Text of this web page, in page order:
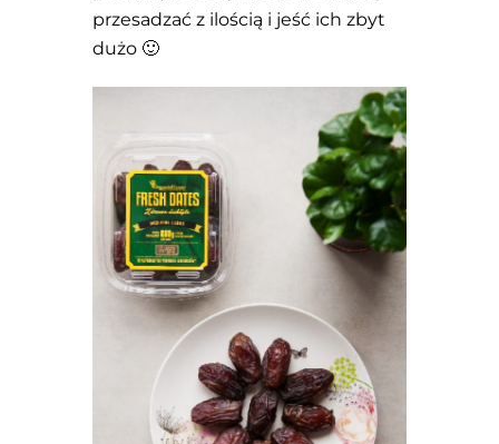
przesadzać z ilością i jeść ich zbyt
dużo 🙂